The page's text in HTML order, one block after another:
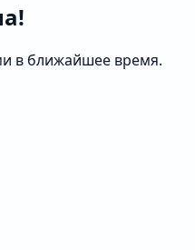
в ближайшее время.